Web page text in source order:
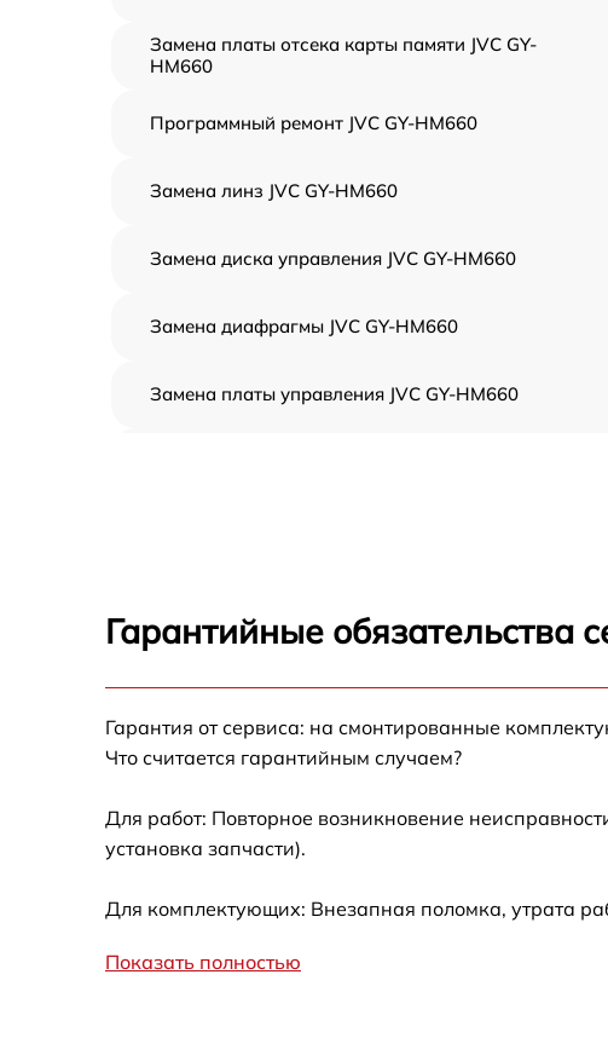
Замена платы отсека карты памяти JVC GY-
HM660
Программный ремонт JVC GY-HM660
Замена линз JVC GY-HM660
Замена диска управления JVC GY-HM660
Замена диафрагмы JVC GY-HM660
Замена платы управления JVC GY-HM660
Замена кнопки включения JVC GY-HM660
Гарантийные обязательства
Гарантия от сервиса: на смонтированные
Что считается гарантийным случаем?
Для работ: Повторное возникновение
установка запчасти).
Для комплектующих: Внезапная поломка, утрата
Показать полностью